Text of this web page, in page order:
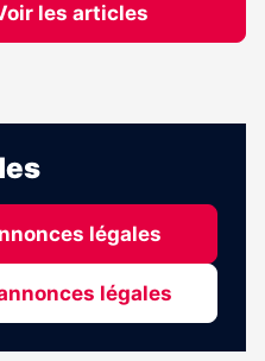
les articles
légales
légales